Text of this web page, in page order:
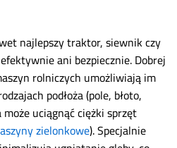
najlepszy traktor, siewnik czy
ani bezpiecznie. Dobrej
rolniczych umożliwiają im
podłoża (pole, błoto,
uciągnąć ciężki sprzęt
zielonkowe). Specjalnie